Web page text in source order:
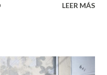
El problema es
saber. Pero incluso
LEER MÁS